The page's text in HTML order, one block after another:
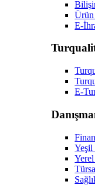
Ürün
E-
E-
Yeşil